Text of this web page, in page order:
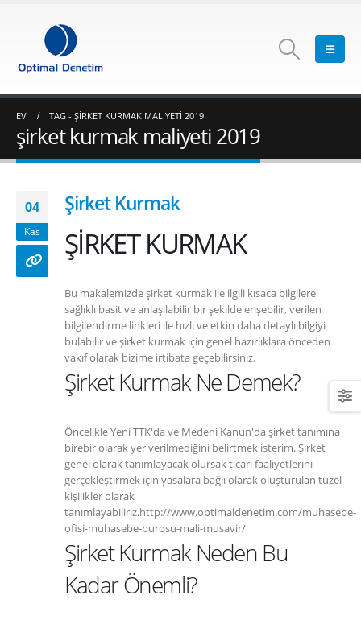
EV TAG - ŞIRKET KURMAK MALIYETI 2019
şirket kurmak maliyeti 2019
04
Kas
Şirket Kurmak
ŞİRKET KURMAK
Bu makalemizde şirket kurmak ile ilgili kısaca bilgilere
sağlıklı basit ve anlaşılabilir bir şekilde erişebilir, verilen
bilgilendirme linkleri ile hızlı ve etkin daha detaylı bilgiyi
bulabilir ve şirket kurmak için genel hazırlıklara önceden
vakıf olarak bizime irtibata geçebilirsiniz.
Şirket Kurmak Ne Demek?
Öncelikle Yeni TTK'da ve Medeni Kanun'da şirket tanımına
birebir olarak yer verilmediğini belirtmek isterim. Şirket
genel olarak tanımlayacak olursak ticari faaliyetlerini
gerçekleştirmek için yasalara bağlı olarak oluşturulan tüzel
kişilikler olarak
tanımlayabiliriz.http://www.optimaldenetim.com/muhasebe-
ofisi-muhasebe-burosu-mali-musavir/
Şirket Kurmak Neden Bu
Kadar Önemli?